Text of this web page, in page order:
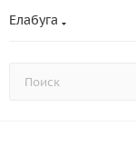
Елабуга